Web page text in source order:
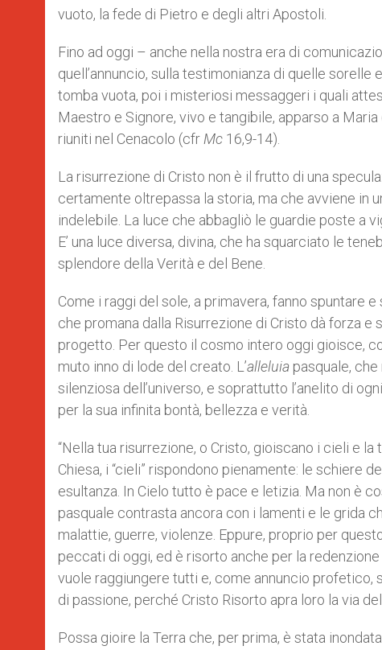
vuoto, la fede di Pietro e degli altri Apostoli.
Fino ad oggi – anche nella nostra era di
quell’annuncio, sulla testimonianza di quelle
tomba vuota, poi i misteriosi messaggeri i quali
Maestro e Signore, vivo e tangibile, apparso a
riuniti nel Cenacolo (cfr Mc 16,9-14).
La risurrezione di Cristo non è il frutto di una
certamente oltrepassa la storia, ma che avviene in
indelebile. La luce che abbagliò le guardie poste a
E’ una luce diversa, divina, che ha squarciato le
splendore della Verità e del Bene.
Come i raggi del sole, a primavera, fanno spuntare
che promana dalla Risurrezione di Cristo dà forza e
progetto. Per questo il cosmo intero oggi gioisce,
muto inno di lode del creato. L’alleluia pasquale,
silenziosa dell’universo, e soprattutto l’anelito di
per la sua infinita bontà, bellezza e verità.
“Nella tua risurrezione, o Cristo, gioiscano i cieli e
Chiesa, i “cieli” rispondono pienamente: le schiere
esultanza. In Cielo tutto è pace e letizia. Ma non è
pasquale contrasta ancora con i lamenti e le grida
malattie, guerre, violenze. Eppure, proprio per
peccati di oggi, ed è risorto anche per la
vuole raggiungere tutti e, come annuncio profetico,
di passione, perché Cristo Risorto apra loro la via
Possa gioire la Terra che, per prima, è stata